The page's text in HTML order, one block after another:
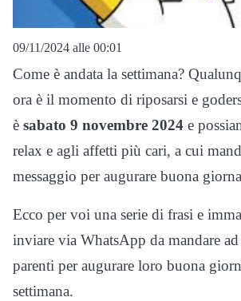
09/11/2024 alle 00:01
Come è andata la settimana?
ora è il momento di riposarsi e
è sabato 9 novembre 2024 e
relax e agli affetti più cari, a cui
messaggio per augurare buona
Ecco per voi una serie di frasi e
inviare via WhatsApp da mandare
parenti per augurare loro buona
settimana.